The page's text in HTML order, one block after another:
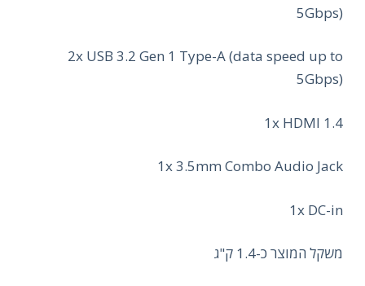
5Gbps)
2x USB 3.2 Gen 1 Type-A (data speed up to
5Gbps)
1x HDMI 1.4
1x 3.5mm Combo Audio Jack
1x DC-in
משקל המוצר כ-1.4 ק"ג